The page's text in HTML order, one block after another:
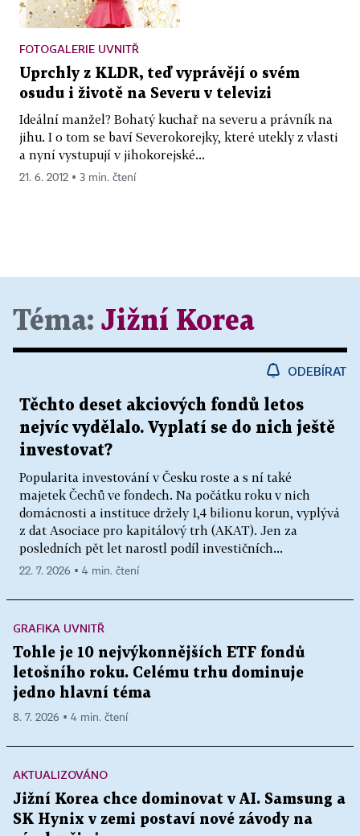
FOTOGALERIE UVNITŘ
Uprchly z KLDR, teď vyprávějí o svém
osudu i životě na Severu v televizi
Ideální manžel? Bohatý kuchař na severu a právník na
jihu. I o tom se baví Severokorejky, které utekly z vlasti
a nyní vystupují v jihokorejské...
21. 6. 2012 ▪ 3 min. čtení
Téma: Jižní Korea
ODEBÍRAT
Těchto deset akciových fondů letos
nejvíc vydělalo. Vyplatí se do nich ještě
investovat?
Popularita investování v Česku roste a s ní také
majetek Čechů ve fondech. Na počátku roku v nich
domácnosti a instituce držely 1,4 bilionu korun, vyplývá
z dat Asociace pro kapitálový trh (AKAT). Jen za
posledních pět let narostl podíl investičních...
22. 7. 2026 ▪ 4 min. čtení
GRAFIKA UVNITŘ
Tohle je 10 nejvýkonnějších ETF fondů
letošního roku. Celému trhu dominuje
jedno hlavní téma
8. 7. 2026 ▪ 4 min. čtení
AKTUALIZOVÁNO
Jižní Korea chce dominovat v AI. Samsung a
SK Hynix v zemi postaví nové závody na